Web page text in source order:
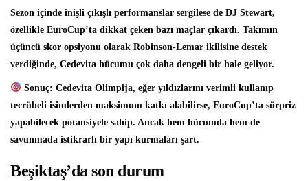
Sezon içinde inişli çıkışlı performanslar sergilese de DJ Stewart,
özellikle EuroCup’ta dikkat çeken bazı maçlar çıkardı. Takımın
üçüncü skor opsiyonu olarak Robinson-Lemar ikilisine destek
verdiğinde, Cedevita hücumu çok daha dengeli bir hale geliyor.
Sonuç: Cedevita Olimpija, eğer yıldızlarını verimli kullanıp
tecrübeli isimlerden maksimum katkı alabilirse, EuroCup’ta sürpriz
yapabilecek potansiyele sahip. Ancak hem hücumda hem de
savunmada istikrarlı bir yapı kurmaları şart.
Beşiktaş’da son durum